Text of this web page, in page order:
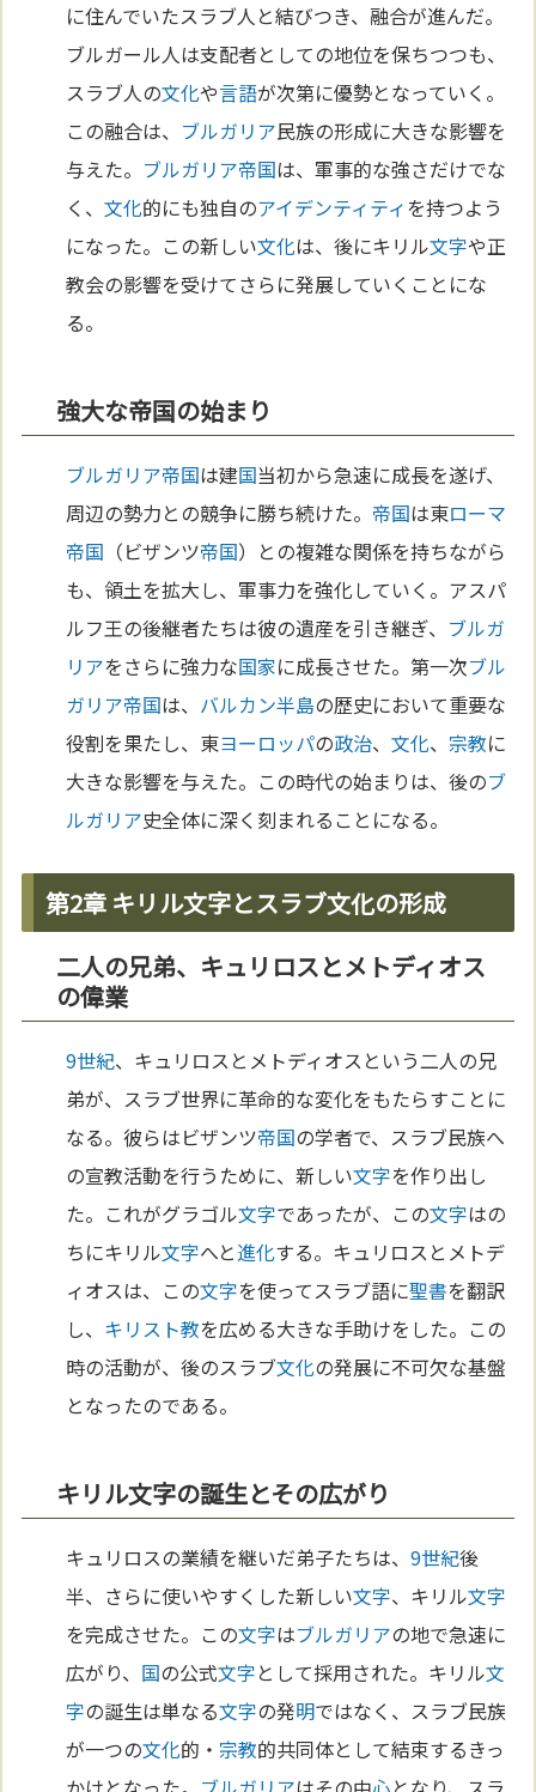
に住んでいたスラブ人と結びつき、融合が進んだ。
ブルガール人は支配者としての地位を保ちつつも、
スラブ人の文化や言語が次第に優勢となっていく。
この融合は、 ブルガリア民族の形成に大きな影響を
与えた。 ブルガリア帝国は、軍事的な強さだけでな
く、文化的にも独自のアイデンティティを持つよう
になった。この新しい文化は、後にキリル文字や正
教会の影響を受けてさらに発展していくことにな
る。
強大な帝国の始まり
ブルガリア帝国は建国当初から急速に成長を遂げ、
周辺の勢力との競争に勝ち続けた。 帝国は東ローマ
帝国 （ビザンツ帝国）との複雑な関係を持ちながら
も、領土を拡大し、軍事力を強化していく。アスパ
ルフ王の後継者たちは彼の遺産を引き継ぎ、 ブルガ
リアをさらに強力な国家に成長させた。第一次ブル
ガリア帝国は、 バルカン半島の歴史において重要な
役割を果たし、東ヨーロッパの政治、文化、 宗教に
大きな影響を与えた。この時代の始まりは、後のブ
ルガリア史全体に深く刻まれることになる。
第2章 キリル文字とスラブ文化の形成
二人の兄弟、キュリロスとメトディオス
の偉業
9世紀、キュリロスとメトディオスという二人の兄
弟が、スラブ世界に革命的な変化をもたらすことに
なる。彼らはビザンツ帝国の学者で、スラブ民族へ
の宣教活動を行うために、新しい文字を作り出し
た。これがグラゴル文字であったが、この文字はの
ちにキリル文字へと進化する。キュリロスとメトデ
ィオスは、この文字を使ってスラブ語に聖書を翻訳
し、 キリスト教を広める大きな手助けをした。この
時の活動が、後のスラブ文化の発展に不可欠な基盤
となったのである。
キリル文字の誕生とその広がり
キュリロスの業績を継いだ弟子たちは、9世紀後
半、さらに使いやすくした新しい文字、キリル文字
を完成させた。この文字はブルガリアの地で急速に
広がり、 国の公式文字として採用された。キリル文
字の誕生は単なる文字の発明ではなく、スラブ民族
が一つの文化的・ 宗教的共同体として結束するきっ